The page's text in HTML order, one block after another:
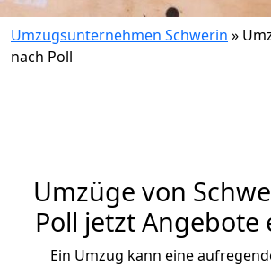
Umzugsunternehmen Schwerin »
nach Poll
Umzüge von
Poll jetzt Angebote
Ein Umzug kann eine